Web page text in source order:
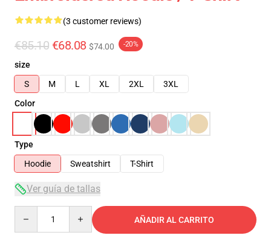
(3 customer reviews)
€85.10 €68.08 $74.00 -20%
size
S
M L XL 2XL
3XL
Color
Type
Hoodie
Sweatshirt T-Shirt
Ver guía de tallas
AÑADIR AL CARRITO